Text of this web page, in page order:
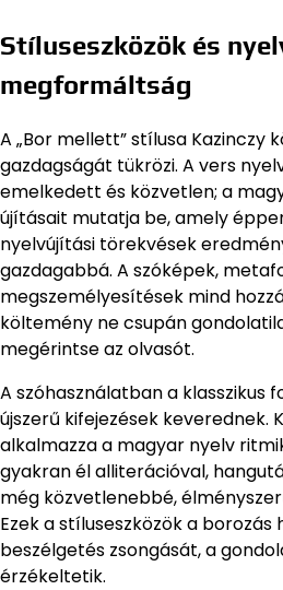
Stíluseszközök és
megformáltság
A „Bor mellett” stílusa Kazinczy
gazdagságát tükrözi. A vers
emelkedett és közvetlen; a
újításait mutatja be, amely
nyelvújítási törekvések
gazdagabbá. A szóképek,
megszemélyesítések mind
költemény ne csupán
megérintse az olvasót.
A szóhasználatban a klasszikus
újszerű kifejezések keverednek.
alkalmazza a magyar nyelv
gyakran él alliterációval,
még közvetlenebbé,
Ezek a stíluseszközök a borozás
beszélgetés zsongását, a
érzékeltetik.